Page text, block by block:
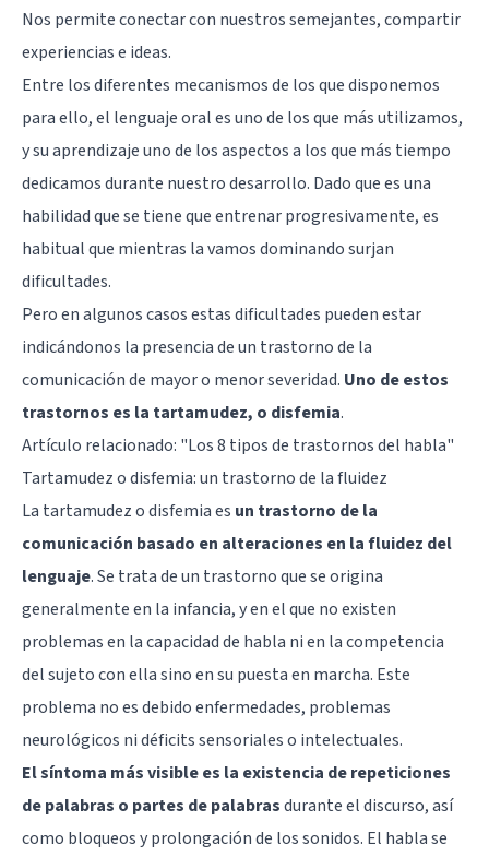
Nos permite conectar con nuestros semejantes, compartir
experiencias e ideas.
Entre los diferentes mecanismos de los que disponemos
para ello, el lenguaje oral es uno de los que más utilizamos,
y su aprendizaje uno de los aspectos a los que más tiempo
dedicamos durante nuestro desarrollo. Dado que es una
habilidad que se tiene que entrenar progresivamente, es
habitual que mientras la vamos dominando surjan
dificultades.
Pero en algunos casos estas dificultades pueden estar
indicándonos la presencia de un trastorno de la
comunicación de mayor o menor severidad. Uno de estos
trastornos es la tartamudez, o disfemia.
Artículo relacionado: "Los 8 tipos de trastornos del habla"
Tartamudez o disfemia: un trastorno de la fluidez
La tartamudez o disfemia es un trastorno de la
comunicación basado en alteraciones en la fluidez del
lenguaje. Se trata de un trastorno que se origina
generalmente en la infancia, y en el que no existen
problemas en la capacidad de habla ni en la competencia
del sujeto con ella sino en su puesta en marcha. Este
problema no es debido enfermedades, problemas
neurológicos ni déficits sensoriales o intelectuales.
El síntoma más visible es la existencia de repeticiones
de palabras o partes de palabrasdurante el discurso, así
como bloqueos y prolongación de los sonidos. El habla se